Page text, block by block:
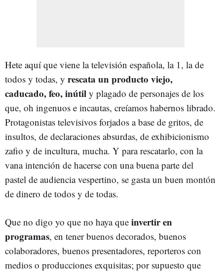
Hete aquí que viene la televisión española, la 1, la de
todos y todas, y rescata un producto viejo,
caducado, feo, inútil y plagado de personajes de los
que, oh ingenuos e incautas, creíamos habernos librado.
Protagonistas televisivos forjados a base de gritos, de
insultos, de declaraciones absurdas, de exhibicionismo
zafio y de incultura, mucha. Y para rescatarlo, con la
vana intención de hacerse con una buena parte del
pastel de audiencia vespertino, se gasta un buen montón
de dinero de todos y de todas.
Que no digo yo que no haya que invertir en
programas, en tener buenos decorados, buenos
colaboradores, buenos presentadores, reporteros con
medios o producciones exquisitas; por supuesto que